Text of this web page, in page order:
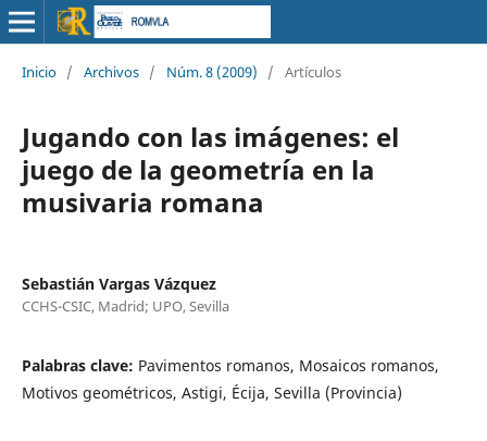
Inicio / Archivos / Núm. 8 (2009) / Artículos
Jugando con las imágenes: el
juego de la geometría en la
musivaria romana
Sebastián Vargas Vázquez
CCHS-CSIC, Madrid; UPO, Sevilla
Palabras clave: Pavimentos romanos, Mosaicos romanos,
Motivos geométricos, Astigi, Écija, Sevilla (Provincia)